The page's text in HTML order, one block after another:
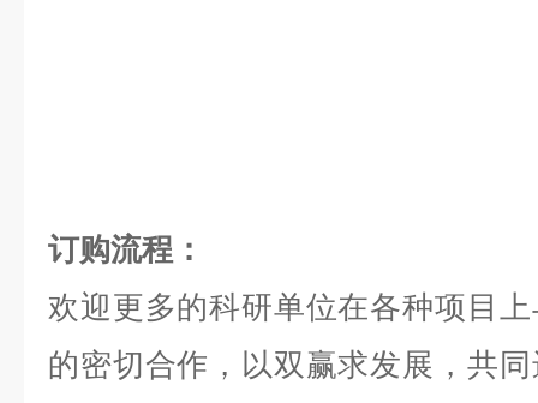
订购流程：
欢迎更多的科研单位在各种项目
的密切合作，以双赢求发展，共